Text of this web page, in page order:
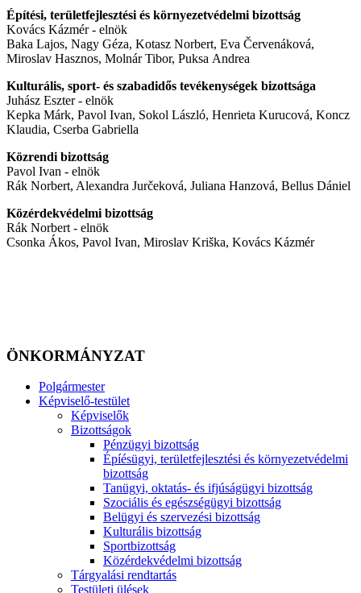
Építési, területfejlesztési és környezetvédelmi bizottság
Kovács Kázmér - elnök
Baka Lajos, Nagy Géza, Kotasz Norbert, Eva Červenáková,
Miroslav Hasznos, Molnár Tibor, Puksa Andrea
Kulturális, sport- és szabadidős tevékenységek bizottsága
Juhász Eszter - elnök
Kepka Márk, Pavol Ivan, Sokol László, Henrieta Kurucová, Koncz
Klaudia, Cserba Gabriella
Közrendi bizottság
Pavol Ivan - elnök
Rák Norbert, Alexandra Jurčeková, Juliana Hanzová, Bellus Dániel
Közérdekvédelmi bizottság
Rák Norbert - elnök
Csonka Ákos, Pavol Ivan, Miroslav Kriška, Kovács Kázmér
ÖNKORMÁNYZAT
Polgármester
Képviselő-testület
Képviselők
Bizottságok
Pénzügyi bizottság
Épíésügyi, területfejlesztési és környezetvédelmi
bizottság
Tanügyi, oktatás- és ifjúságügyi bizottság
Szociális és egészségügyi bizottság
Belügyi és szervezési bizottság
Kulturális bizottság
Sportbizottság
Közérdekvédelmi bizottság
Tárgyalási rendtartás
Testületi ülések